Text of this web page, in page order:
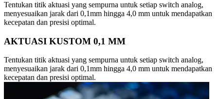
Tentukan titik aktuasi yang sempurna untuk setiap switch analog,
menyesuaikan jarak dari 0,1mm hingga 4,0 mm untuk mendapatkan
kecepatan dan presisi optimal.
AKTUASI KUSTOM 0,1 MM
Tentukan titik aktuasi yang sempurna untuk setiap switch analog,
menyesuaikan jarak dari 0,1mm hingga 4,0 mm untuk mendapatkan
kecepatan dan presisi optimal.